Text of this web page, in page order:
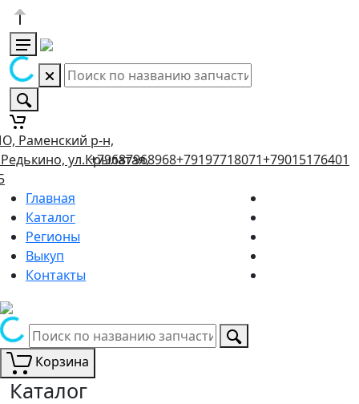
Раменский р-н,
ул.Крылатая,
+79687968968+79197718071+79015176401
Главная
Каталог
Регионы
Выкуп
Контакты
Корзина
Каталог